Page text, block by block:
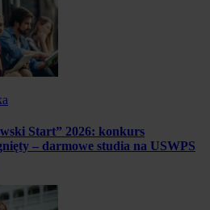
Start” 2026: konkurs
– darmowe studia na USWPS